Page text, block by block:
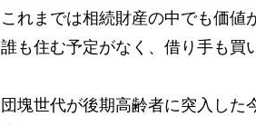
これまでは相続財産の中でも価値
誰も住む予定がなく、借り手も買
団塊世代が後期高齢者に突入し